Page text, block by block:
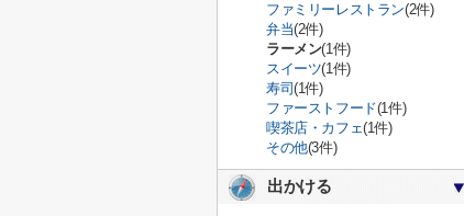
ファミリーレストラン(2件)
弁当(2件)
ラーメン(1件)
スイーツ(1件)
寿司(1件)
ファーストフード(1件)
喫茶店・カフェ(1件)
その他(3件)
出かける